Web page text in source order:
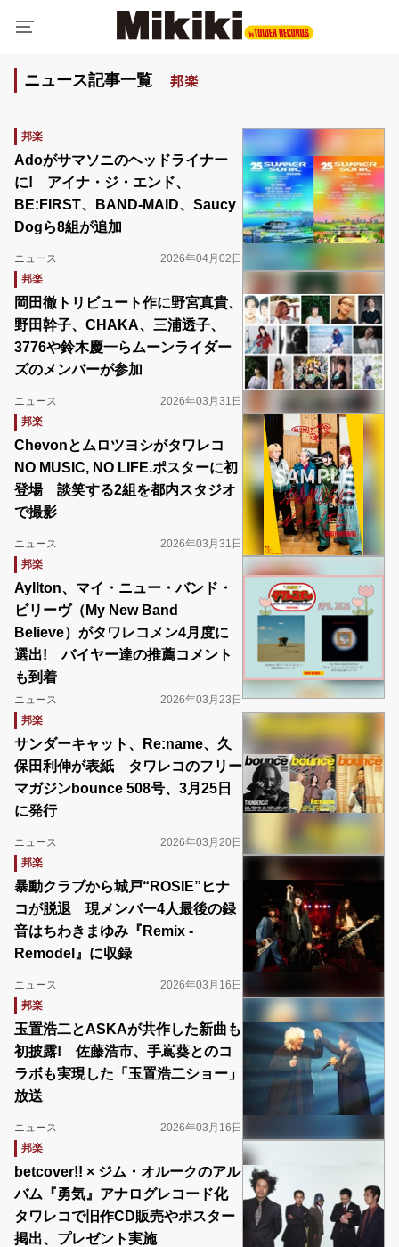
ニュース記事一覧 邦楽
邦楽
Adoがサマソニのヘッドライナー
に! アイナ・ジ・エンド、
BE:FIRST、BAND-MAID、Saucy
Dogら8組が追加
ニュース
2026年04月02日
邦楽
岡田徹トリビュート作に野宮真貴、
野田幹子、CHAKA、三浦透子、
3776や鈴木慶一らムーンライダー
ズのメンバーが参加
ニュース
2026年03月31日
邦楽
Chevonとムロツヨシがタワレコ
NO MUSIC, NO LIFE.ポスターに初
登場 談笑する2組を都内スタジオ
で撮影
ニュース
2026年03月31日
邦楽
Ayllton、マイ・ニュー・バンド・
ビリーヴ（My New Band
Believe）がタワレコメン4月度に
選出! バイヤー達の推薦コメント
も到着
ニュース
2026年03月23日
邦楽
サンダーキャット、Re:name、久
保田利伸が表紙 タワレコのフリー
マガジンbounce 508号、3月25日
に発行
ニュース
2026年03月20日
邦楽
暴動クラブから城戸“ROSIE”ヒナ
コが脱退 現メンバー4人最後の録
音はちわきまゆみ『Remix -
Remodel』に収録
ニュース
2026年03月16日
邦楽
玉置浩二とASKAが共作した新曲も
初披露! 佐藤浩市、手嶌葵とのコ
ラボも実現した「玉置浩二ショー」
放送
ニュース
2026年03月16日
邦楽
betcover!! × ジム・オルークのアル
バム『勇気』アナログレコード化
タワレコで旧作CD販売やポスター
掲出、プレゼント実施